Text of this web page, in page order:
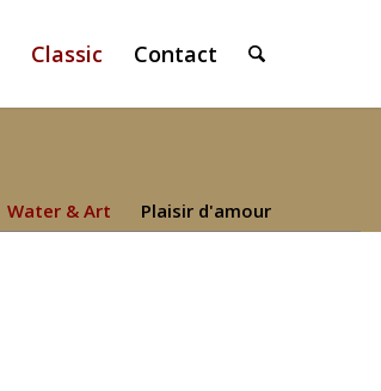
Classic Contact
Water & Art Plaisir d'amour